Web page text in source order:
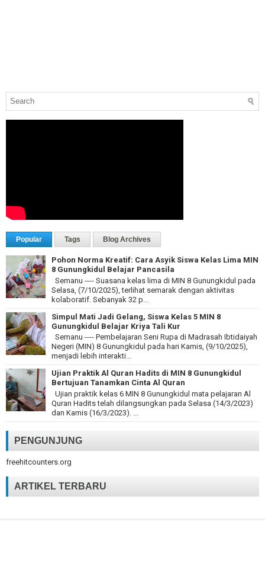
Popular Tags Blog Archives
Pohon Norma Kreatif: Cara Asyik Siswa Kelas Lima MIN
8 Gunungkidul Belajar Pancasila
Semanu ---- Suasana kelas lima di MIN 8 Gunungkidul pada
Selasa, (7/10/2025), terlihat semarak dengan aktivitas
kolaboratif. Sebanyak 32 p...
Simpul Mati Jadi Gelang, Siswa Kelas 5 MIN 8
Gunungkidul Belajar Kriya Tali Kur
Semanu ---- Pembelajaran Seni Rupa di Madrasah Ibtidaiyah
Negeri (MIN) 8 Gunungkidul pada hari Kamis, (9/10/2025),
menjadi lebih interakti...
Ujian Praktik Al Quran Hadits di MIN 8 Gunungkidul
Bertujuan Tanamkan Cinta Al Quran
Ujian praktik kelas 6 MIN 8 Gunungkidul mata pelajaran Al
Quran Hadits telah dilangsungkan pada Selasa (14/3/2023)
dan Kamis (16/3/2023). ...
PENGUNJUNG
freehitcounters.org
ARTIKEL TERBARU